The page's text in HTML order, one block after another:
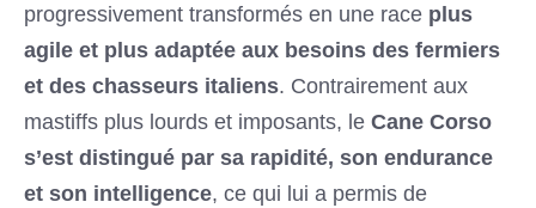
progressivement transformés en une race plus
agile et plus adaptée aux besoins des fermiers
et des chasseurs italiens. Contrairement aux
mastiffs plus lourds et imposants, le Cane Corso
s’est distingué par sa rapidité, son endurance
et son intelligence, ce qui lui a permis de